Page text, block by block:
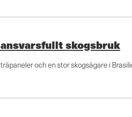
skogsbruk
och en stor skogsägare i